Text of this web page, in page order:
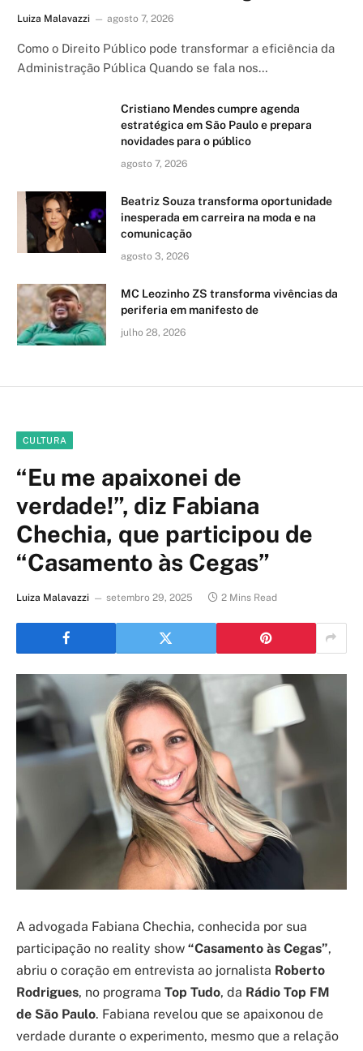
Luiza Malavazzi agosto 7, 2026
Como o Direito Público pode transformar a eficiência da
Administração Pública Quando se fala nos…
Cristiano Mendes cumpre agenda
estratégica em São Paulo e prepara
novidades para o público
agosto 7, 2026
Beatriz Souza transforma oportunidade
inesperada em carreira na moda e na
comunicação
agosto 3, 2026
MC Leozinho ZS transforma vivências da
periferia em manifesto de
julho 28, 2026
CULTURA
“Eu me apaixonei de
verdade!”, diz Fabiana
Chechia, que participou de
“Casamento às Cegas”
Luiza Malavazzi setembro 29, 2025 2 Mins Read
A advogada Fabiana Chechia, conhecida por sua
participação no reality show “Casamento às Cegas”,
abriu o coração em entrevista ao jornalista Roberto
Rodrigues, no programa Top Tudo, da Rádio Top FM
de São Paulo. Fabiana revelou que se apaixonou de
verdade durante o experimento, mesmo que a relação